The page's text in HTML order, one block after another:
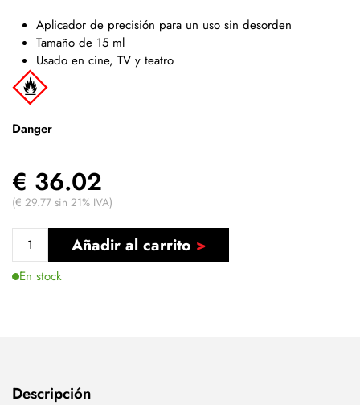
Aplicador de precisión para un uso sin desorden
Tamaño de 15 ml
Usado en cine, TV y teatro
Danger
€ 36.02
(€ 29.77 sin 21% IVA)
Añadir al carrito
En stock
Descripción